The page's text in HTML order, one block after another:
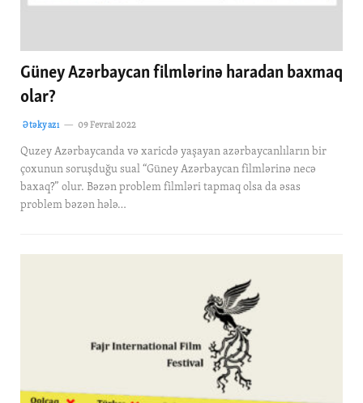
Güney Azərbaycan filmlərinə haradan baxmaq
olar?
Ətəkyazı 09 Fevral 2022
Quzey Azərbaycanda və xaricdə yaşayan azərbaycanlıların bir
çoxunun soruşduğu sual “Güney Azərbaycan filmlərinə necə
baxaq?” olur. Bəzən problem filmləri tapmaq olsa da əsas
problem bəzən hələ…